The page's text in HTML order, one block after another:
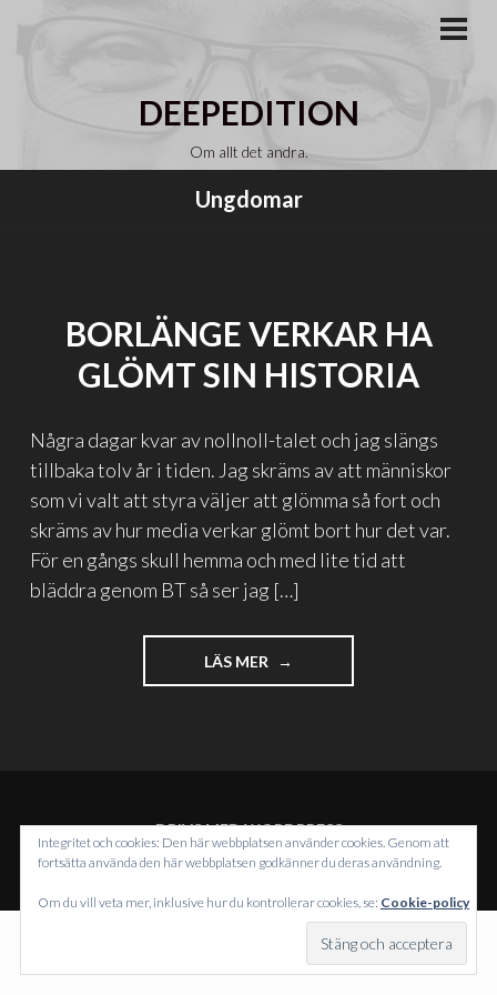
DEEPEDITION
Om allt det andra.
Ungdomar
BORLÄNGE VERKAR HA
GLÖMT SIN HISTORIA
Några dagar kvar av nollnoll-talet och jag slängs
tillbaka tolv år i tiden. Jag skräms av att människor
som vi valt att styra väljer att glömma så fort och
skräms av hur media verkar glömt bort hur det var.
För en gångs skull hemma och med lite tid att
bläddra genom BT så ser jag […]
LÄS MER
"BORLÄNGE
VERKAR
DRIVS MED WORDPRESS
TEMA: INTERGALACTIC AVWORDPRESS.COM.
Integritet och cookies: Den här webbplatsen använder cookies. Genom att
fortsätta använda den här webbplatsen godkänner du deras användning.
Om du vill veta mer, inklusive hur du kontrollerar cookies, se: Cookie-policy